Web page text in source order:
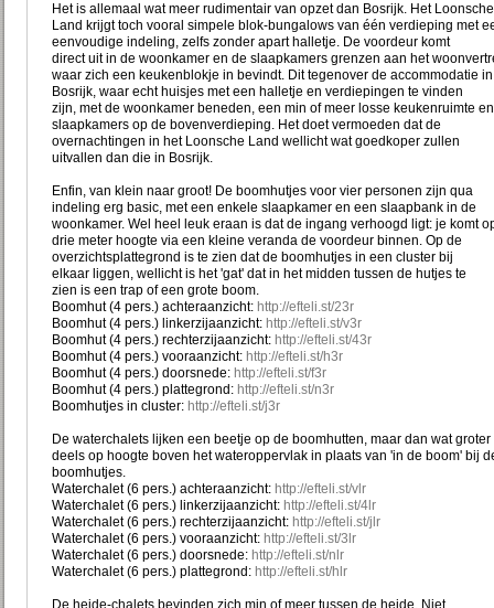
Het is allemaal wat meer rudimentair van opzet dan Bosrijk. Het Loonsche
Land krijgt toch vooral simpele blok-bungalows van één verdieping met
eenvoudige indeling, zelfs zonder apart halletje. De voordeur komt
direct uit in de woonkamer en de slaapkamers grenzen aan het
waar zich een keukenblokje in bevindt. Dit tegenover de accommodatie in
Bosrijk, waar echt huisjes met een halletje en verdiepingen te vinden
zijn, met de woonkamer beneden, een min of meer losse keukenruimte
slaapkamers op de bovenverdieping. Het doet vermoeden dat de
overnachtingen in het Loonsche Land wellicht wat goedkoper zullen
uitvallen dan die in Bosrijk.
Enfin, van klein naar groot! De boomhutjes voor vier personen zijn qua
indeling erg basic, met een enkele slaapkamer en een slaapbank in de
woonkamer. Wel heel leuk eraan is dat de ingang verhoogd ligt: je komt
drie meter hoogte via een kleine veranda de voordeur binnen. Op de
overzichtsplattegrond is te zien dat de boomhutjes in een cluster bij
elkaar liggen, wellicht is het 'gat' dat in het midden tussen de hutjes te
zien is een trap of een grote boom.
Boomhut (4 pers.) achteraanzicht: http://efteli.st/23r
Boomhut (4 pers.) linkerzijaanzicht: http://efteli.st/v3r
Boomhut (4 pers.) rechterzijaanzicht: http://efteli.st/43r
Boomhut (4 pers.) vooraanzicht: http://efteli.st/h3r
Boomhut (4 pers.) doorsnede: http://efteli.st/f3r
Boomhut (4 pers.) plattegrond: http://efteli.st/n3r
Boomhutjes in cluster: http://efteli.st/j3r
De waterchalets lijken een beetje op de boomhutten, maar dan wat groter
deels op hoogte boven het wateroppervlak in plaats van 'in de boom' bij
boomhutjes.
Waterchalet (6 pers.) achteraanzicht: http://efteli.st/vlr
Waterchalet (6 pers.) linkerzijaanzicht: http://efteli.st/4lr
Waterchalet (6 pers.) rechterzijaanzicht: http://efteli.st/jlr
Waterchalet (6 pers.) vooraanzicht: http://efteli.st/3lr
Waterchalet (6 pers.) doorsnede: http://efteli.st/nlr
Waterchalet (6 pers.) plattegrond: http://efteli.st/hlr
De heide-chalets bevinden zich min of meer tussen de heide. Niet